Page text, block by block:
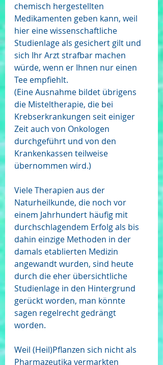
chemisch hergestellten
Medikamenten geben kann, weil
hier eine wissenschaftliche
Studienlage als gesichert gilt und
sich Ihr Arzt strafbar machen
würde, wenn er Ihnen nur einen
Tee empfiehlt.
(Eine Ausnahme bildet übrigens
die Misteltherapie, die bei
Krebserkrankungen seit einiger
Zeit auch von Onkologen
durchgeführt und von den
Krankenkassen teilweise
übernommen wird.)
Viele Therapien aus der
Naturheilkunde, die noch vor
einem Jahrhundert häufig mit
durchschlagendem Erfolg als bis
dahin einzige Methoden in der
damals etablierten Medizin
angewandt wurden, sind heute
durch die eher übersichtliche
Studienlage in den Hintergrund
gerückt worden, man könnte
sagen regelrecht gedrängt
worden.
Weil (Heil)Pflanzen sich nicht als
Pharmazeutika vermarkten